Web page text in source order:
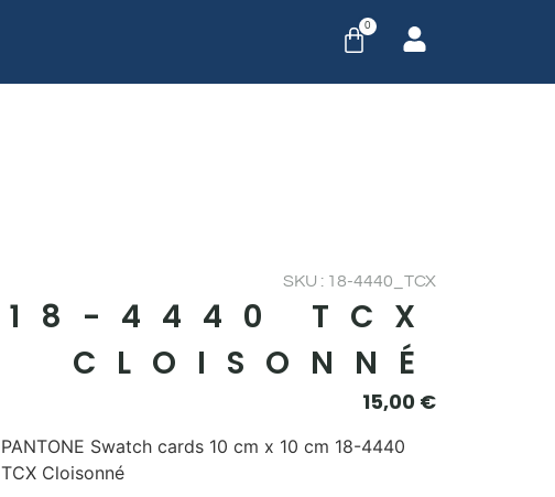
0
SKU : 18-4440_TCX
18-4440 TCX
CLOISONNÉ
15,00 €
PANTONE Swatch cards 10 cm x 10 cm 18-4440
TCX Cloisonné